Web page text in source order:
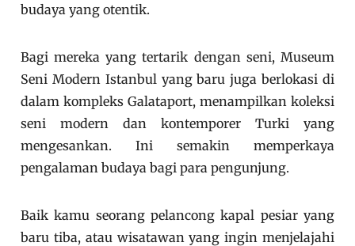
budaya yang otentik.
Bagi mereka yang tertarik dengan seni, Museum
Seni Modern Istanbul yang baru juga berlokasi di
dalam kompleks Galataport, menampilkan koleksi
seni modern dan kontemporer Turki yang
mengesankan. Ini semakin memperkaya
pengalaman budaya bagi para pengunjung.
Baik kamu seorang pelancong kapal pesiar yang
baru tiba, atau wisatawan yang ingin menjelajahi